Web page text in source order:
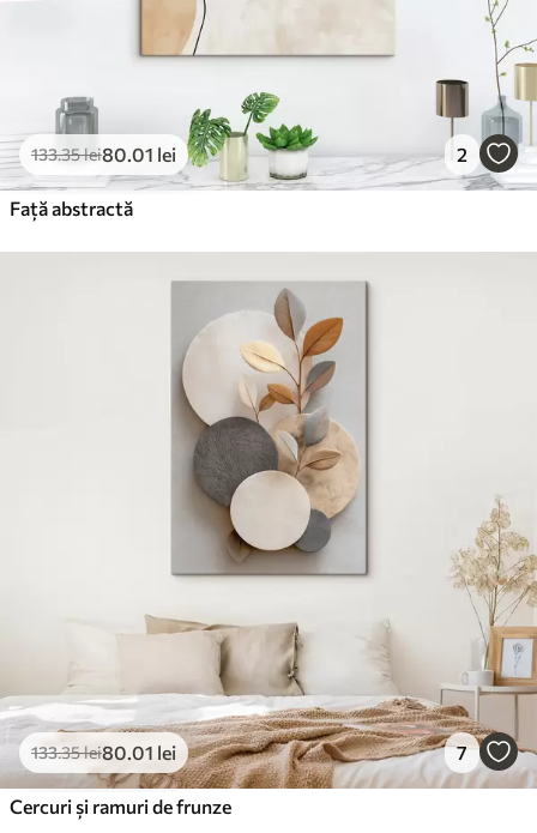
133.35lei80.01 lei 2
Față abstractă
133.35lei80.01 lei 7
Cercuri și ramuri de frunze